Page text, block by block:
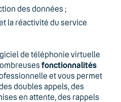
des données ;
la réactivité du service
de téléphonie virtuelle
fonctionnalités
et vous permet
doubles appels, des
en attente, des rappels